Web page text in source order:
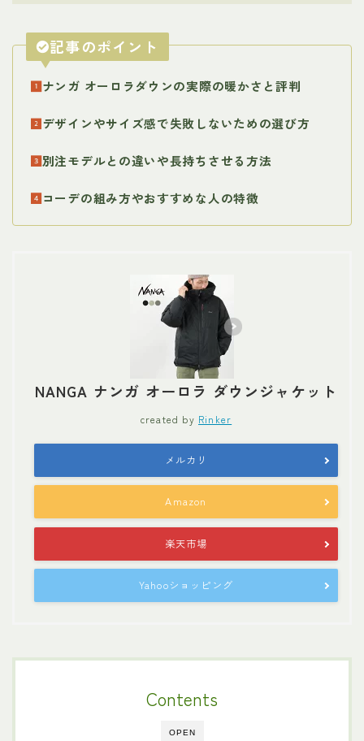
記事のポイント
ナンガ オーロラダウンの実際の暖かさと評判
デザインやサイズ感で失敗しないための選び方
別注モデルとの違いや長持ちさせる方法
コーデの組み方やおすすめな人の特徴
NANGA ナンガ オーロラ ダウンジャケット
created by Rinker
メルカリ
Amazon
楽天市場
Yahooショッピング
OPEN
Contents